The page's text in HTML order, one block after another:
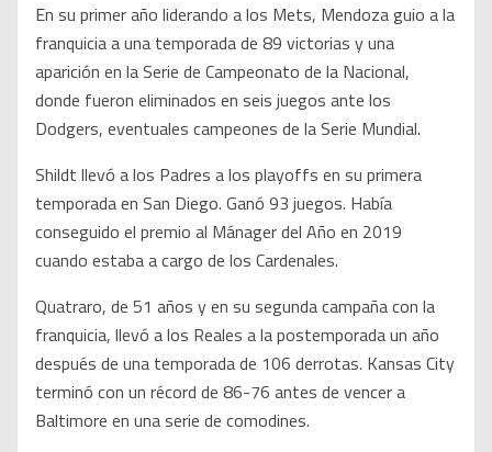
En su primer año liderando a los Mets, Mendoza guio a la
franquicia a una temporada de 89 victorias y una
aparición en la Serie de Campeonato de la Nacional,
donde fueron eliminados en seis juegos ante los
Dodgers, eventuales campeones de la Serie Mundial.
Shildt llevó a los Padres a los playoffs en su primera
temporada en San Diego. Ganó 93 juegos. Había
conseguido el premio al Mánager del Año en 2019
cuando estaba a cargo de los Cardenales.
Quatraro, de 51 años y en su segunda campaña con la
franquicia, llevó a los Reales a la postemporada un año
después de una temporada de 106 derrotas. Kansas City
terminó con un récord de 86-76 antes de vencer a
Baltimore en una serie de comodines.